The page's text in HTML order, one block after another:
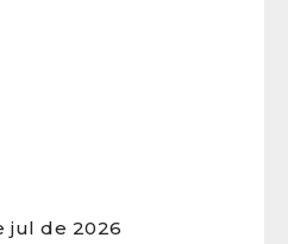
jul de 2026